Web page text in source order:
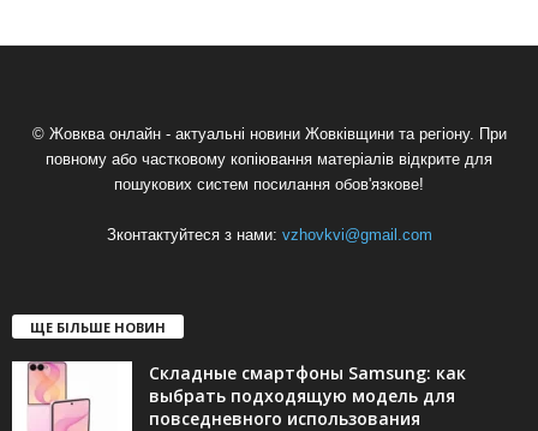
© Жовква онлайн - актуальні новини Жовківщини та регіону. При
повному або частковому копіювання матеріалів відкрите для
пошукових систем посилання обов'язкове!
Зконтактуйтеся з нами: vzhovkvi@gmail.com
ЩЕ БІЛЬШЕ НОВИН
Складные смартфоны Samsung: как
выбрать подходящую модель для
повседневного использования